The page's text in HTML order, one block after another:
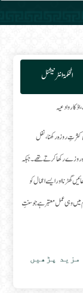
الحکمۃ انٹرنیشنل
وادعیہ
روزہ رکھنا، نفل
روزے رکھا کرتے تھے۔ جبکہ
گھڑنا اور ایسے اعمال کو
میں وہی عمل معتبر ہے جو سنتِ
مزید پڑھیں
شعبان